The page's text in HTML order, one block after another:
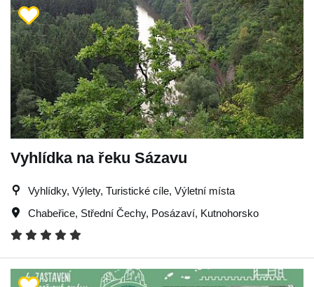
Vyhlídka na řeku Sázavu
Vyhlídky, Výlety, Turistické cíle, Výletní místa
Chabeřice, Střední Čechy, Posázaví, Kutnohorsko